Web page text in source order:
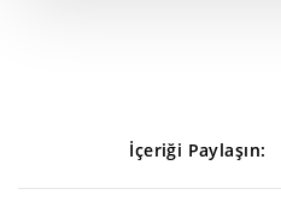
İçeriği Paylaşın: